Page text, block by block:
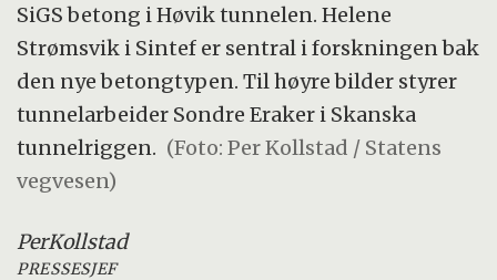
SiGS betong i Høvik tunnelen. Helene
Strømsvik i Sintef er sentral i forskningen bak
den nye betongtypen. Til høyre bilder styrer
tunnelarbeider Sondre Eraker i Skanska
tunnelriggen. (Foto: Per Kollstad / Statens
vegvesen)
PerKollstad
PRESSESJEF